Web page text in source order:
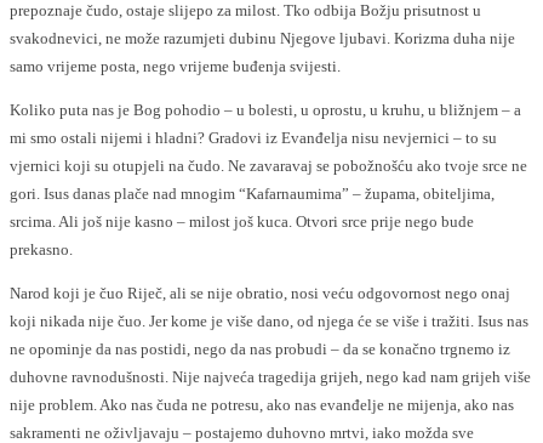
prepoznaje čudo, ostaje slijepo za milost. Tko odbija Božju prisutnost u
svakodnevici, ne može razumjeti dubinu Njegove ljubavi. Korizma duha nije
samo vrijeme posta, nego vrijeme buđenja svijesti.
Koliko puta nas je Bog pohodio – u bolesti, u oprostu, u kruhu, u bližnjem – a
mi smo ostali nijemi i hladni? Gradovi iz Evanđelja nisu nevjernici – to su
vjernici koji su otupjeli na čudo. Ne zavaravaj se pobožnošću ako tvoje srce ne
gori. Isus danas plače nad mnogim “Kafarnaumima” – župama, obiteljima,
srcima. Ali još nije kasno – milost još kuca. Otvori srce prije nego bude
prekasno.
Narod koji je čuo Riječ, ali se nije obratio, nosi veću odgovornost nego onaj
koji nikada nije čuo. Jer kome je više dano, od njega će se više i tražiti. Isus nas
ne opominje da nas postidi, nego da nas probudi – da se konačno trgnemo iz
duhovne ravnodušnosti. Nije najveća tragedija grijeh, nego kad nam grijeh više
nije problem. Ako nas čuda ne potresu, ako nas evanđelje ne mijenja, ako nas
sakramenti ne oživljavaju – postajemo duhovno mrtvi, iako možda sve